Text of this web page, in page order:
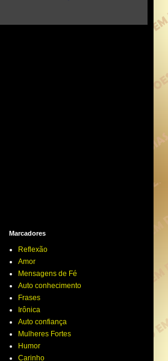
Marcadores
Reflexão
Amor
Mensagens de Fé
Auto conhecimento
Frases
Irônica
Auto confiança
Mulheres Fortes
Humor
Carinho